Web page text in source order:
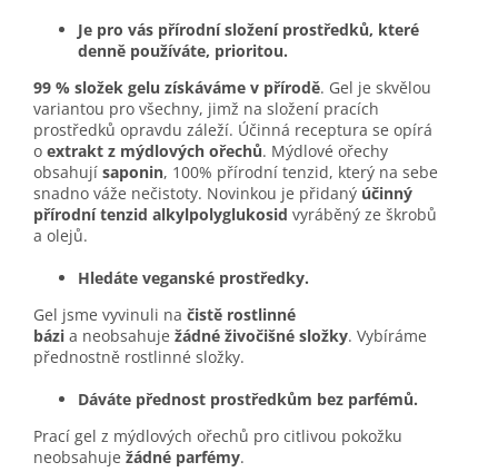
Je pro vás přírodní složení prostředků, které
denně používáte, prioritou.
99 % složek gelu získáváme v přírodě. Gel je skvělou
variantou pro všechny, jimž na složení pracích
prostředků opravdu záleží. Účinná receptura se opírá
o extrakt z mýdlových ořechů. Mýdlové ořechy
obsahují saponin, 100% přírodní tenzid, který na sebe
snadno váže nečistoty. Novinkou je přidaný účinný
přírodní tenzid alkylpolyglukosid vyráběný ze škrobů
a olejů.
Hledáte veganské prostředky.
Gel jsme vyvinuli na čistě rostlinné
bázi a neobsahuje žádné živočišné složky. Vybíráme
přednostně rostlinné složky.
Dáváte přednost prostředkům bez parfémů.
Prací gel z mýdlových ořechů pro citlivou pokožku
neobsahuje žádné parfémy.